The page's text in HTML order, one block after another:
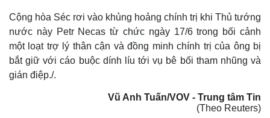
Cộng hòa Séc rơi vào khủng hoảng chính trị khi Thủ tướng
nước này Petr Necas từ chức ngày 17/6 trong bối cảnh
một loạt trợ lý thân cận và đồng minh chính trị của ông bị
bắt giữ với cáo buộc dính líu tới vụ bê bối tham nhũng và
gián điệp./.
Vũ Anh Tuấn/VOV - Trung tâm Tin
(Theo Reuters)